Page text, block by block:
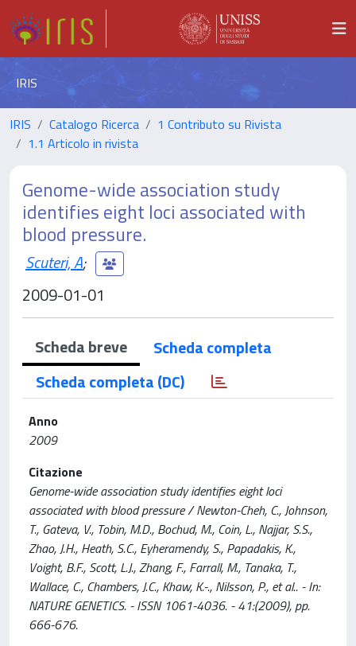
IRIS
IRIS Catalogo Ricerca
1 Contributo su Rivista
1.1 Articolo in rivista
Genome-wide association study
identifies eight loci associated with
blood pressure.
Scuteri, A;
2009-01-01
Scheda breve
Scheda completa
Scheda completa (DC)
Anno
2009
Citazione
Genome-wide association study identifies eight loci
associated with blood pressure / Newton-Cheh, C., Johnson,
T., Gateva, V., Tobin, M.D., Bochud, M., Coin, L., Najjar, S.S.,
Zhao, J.H., Heath, S.C., Eyheramendy, S., Papadakis, K.,
Voight, B.F., Scott, L.J., Zhang, F., Farrall, M., Tanaka, T.,
Wallace, C., Chambers, J.C., Khaw, K.-., Nilsson, P., et al.. - In:
NATURE GENETICS. - ISSN 1061-4036. - 41:(2009), pp.
666-676.